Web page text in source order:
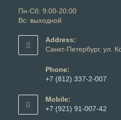
Пн-Сб: 9:00-20:00
Вс: выходной
Address:
Санкт-Петербург, ул.
Phone:
+7 (812) 337-2-007
в
вашем
приложении
Mobile:
+7 (921) 91-007-42